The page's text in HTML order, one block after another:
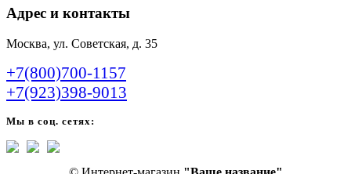
Адрес и контакты
Москва, ул. Советская, д. 35
+7(800)700-1157
+7(923)398-9013
Мы в соц. сетях: